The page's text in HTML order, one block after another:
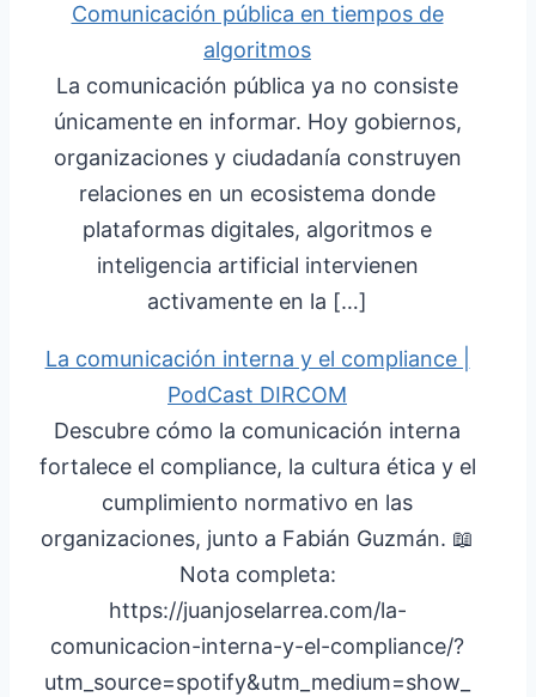
Comunicación pública en tiempos de
algoritmos
La comunicación pública ya no consiste
únicamente en informar. Hoy gobiernos,
organizaciones y ciudadanía construyen
relaciones en un ecosistema donde
plataformas digitales, algoritmos e
inteligencia artificial intervienen
activamente en la […]
La comunicación interna y el compliance |
PodCast DIRCOM
Descubre cómo la comunicación interna
fortalece el compliance, la cultura ética y el
cumplimiento normativo en las
organizaciones, junto a Fabián Guzmán. 📖
Nota completa:
https://juanjoselarrea.com/la-
comunicacion-interna-y-el-compliance/?
utm_source=spotify&utm_medium=show_